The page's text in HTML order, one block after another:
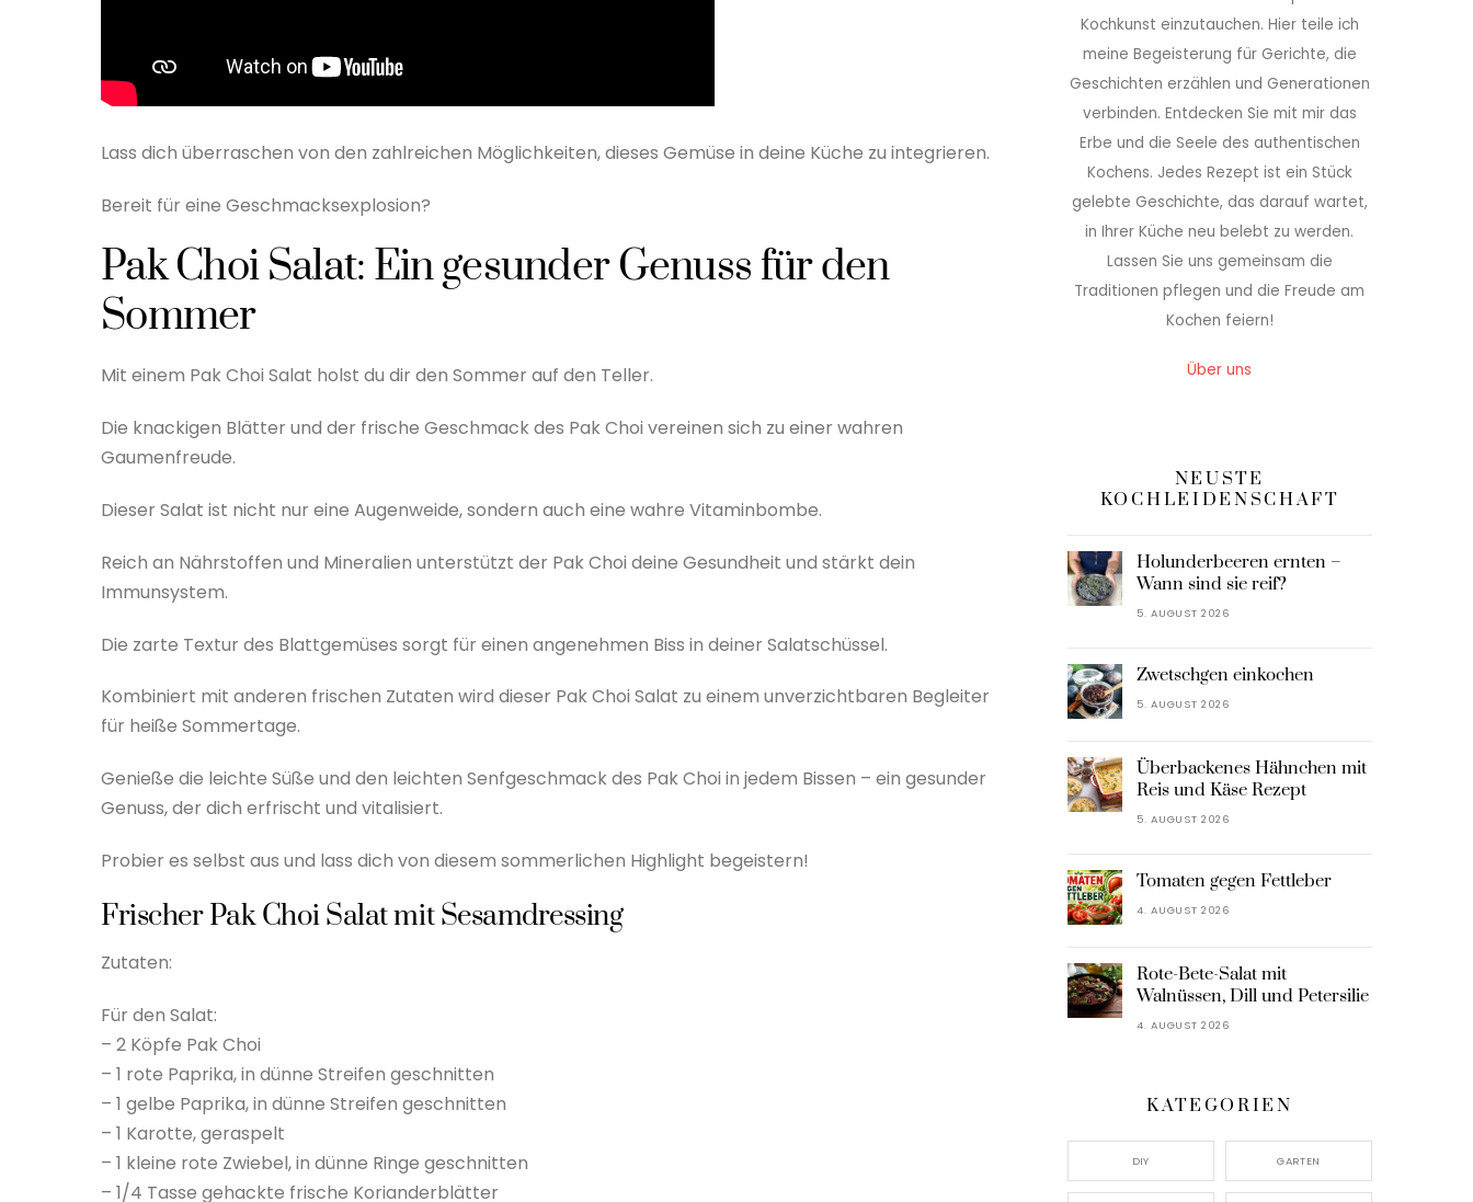
Lass dich überraschen von den zahlreichen Möglichkeiten, dieses Gemüse in deine Küche zu integrieren.
Bereit für eine Geschmacksexplosion?
Pak Choi Salat: Ein gesunder Genuss für den
Sommer
Mit einem Pak Choi Salat holst du dir den Sommer auf den Teller.
Die knackigen Blätter und der frische Geschmack des Pak Choi vereinen sich zu einer wahren
Gaumenfreude.
Dieser Salat ist nicht nur eine Augenweide, sondern auch eine wahre Vitaminbombe.
Reich an Nährstoffen und Mineralien unterstützt der Pak Choi deine Gesundheit und stärkt dein
Immunsystem.
Die zarte Textur des Blattgemüses sorgt für einen angenehmen Biss in deiner Salatschüssel.
Kombiniert mit anderen frischen Zutaten wird dieser Pak Choi Salat zu einem unverzichtbaren Begleiter
für heiße Sommertage.
Genieße die leichte Süße und den leichten Senfgeschmack des Pak Choi in jedem Bissen – ein gesunder
Genuss, der dich erfrischt und vitalisiert.
Probier es selbst aus und lass dich von diesem sommerlichen Highlight begeistern!
Frischer Pak Choi Salat mit Sesamdressing
Zutaten:
Für den Salat:
– 2 Köpfe Pak Choi
– 1 rote Paprika, in dünne Streifen geschnitten
– 1 gelbe Paprika, in dünne Streifen geschnitten
– 1 Karotte, geraspelt
– 1 kleine rote Zwiebel, in dünne Ringe geschnitten
– 1/4 Tasse gehackte frische Korianderblätter
Kochkunst einzutauchen. Hier teile ich
meine Begeisterung für Gerichte, die
Geschichten erzählen und Generationen
verbinden. Entdecken Sie mit mir das
Erbe und die Seele des authentischen
Kochens. Jedes Rezept ist ein Stück
gelebte Geschichte, das darauf wartet,
in Ihrer Küche neu belebt zu werden.
Lassen Sie uns gemeinsam die
Traditionen pflegen und die Freude am
Kochen feiern!
Über uns
NEUSTE
KOCHLEIDENSCHAFT
Holunderbeeren ernten –
Wann sind sie reif?
5. AUGUST 2026
Zwetschgen einkochen
5. AUGUST 2026
Überbackenes Hähnchen mit
Reis und Käse Rezept
5. AUGUST 2026
Tomaten gegen Fettleber
4. AUGUST 2026
Rote-Bete-Salat mit
Walnüssen, Dill und Petersilie
4. AUGUST 2026
KATEGORIEN
DIY GARTEN